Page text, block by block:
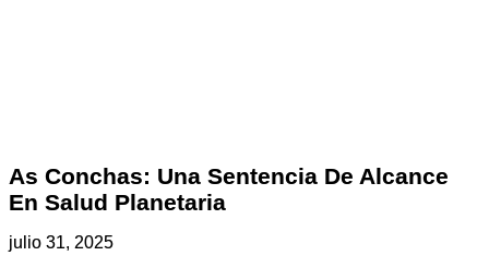
As Conchas: Una Sentencia De Alcance
En Salud Planetaria
julio 31, 2025